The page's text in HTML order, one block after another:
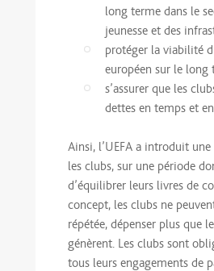
long terme dans le
jeunesse et des
protéger la viabilité
européen sur le long
s’assurer que les
dettes en temps et
Ainsi, l’UEFA a introduit
les clubs, sur une période
d’équilibrer leurs livres de
concept, les clubs ne
répétée, dépenser plus que
génèrent. Les clubs sont
tous leurs engagements de